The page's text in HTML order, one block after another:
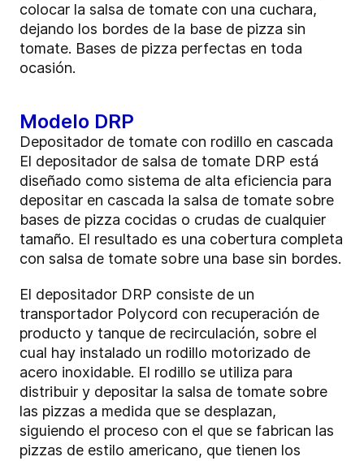
colocar la salsa de tomate con una cuchara,
dejando los bordes de la base de pizza sin
tomate. Bases de pizza perfectas en toda
ocasión.
Modelo DRP
Depositador de tomate con rodillo en cascada
El depositador de salsa de tomate DRP está
diseñado como sistema de alta eficiencia para
depositar en cascada la salsa de tomate sobre
bases de pizza cocidas o crudas de cualquier
tamaño. El resultado es una cobertura completa
con salsa de tomate sobre una base sin bordes.
El depositador DRP consiste de un
transportador Polycord con recuperación de
producto y tanque de recirculación, sobre el
cual hay instalado un rodillo motorizado de
acero inoxidable. El rodillo se utiliza para
distribuir y depositar la salsa de tomate sobre
las pizzas a medida que se desplazan,
siguiendo el proceso con el que se fabrican las
pizzas de estilo americano, que tienen los